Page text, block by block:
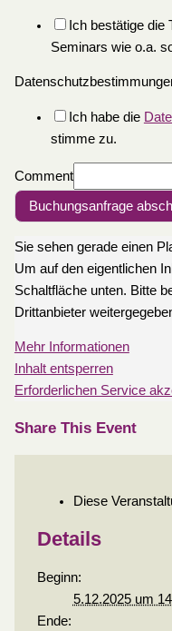
Ich bestätige die
Seminars wie o.a.
Ich habe die
stimme zu.
Comment
Buchungsanfrage
Sie sehen gerade einen
Um auf den eigentlichen
Schaltfläche unten. Bitte
Drittanbieter
Mehr Informationen
Inhalt entsperren
Erforderlichen Service
Share This Event
Diese
Details
Beginn:
5.12.2025 um
Ende: